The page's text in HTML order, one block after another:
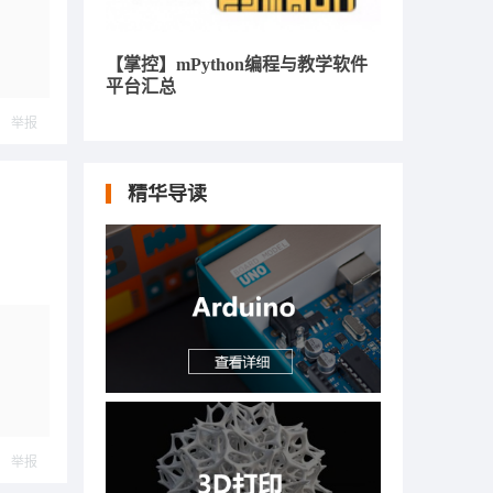
举报
举报
【掌控】mPython编程与教学软件
平台汇总
精华导读